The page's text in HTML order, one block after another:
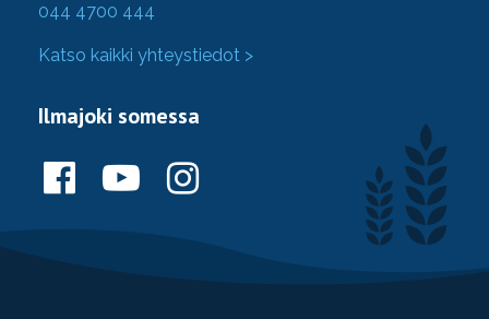
044 4700 444
Katso kaikki yhteystiedot >
Ilmajoki somessa